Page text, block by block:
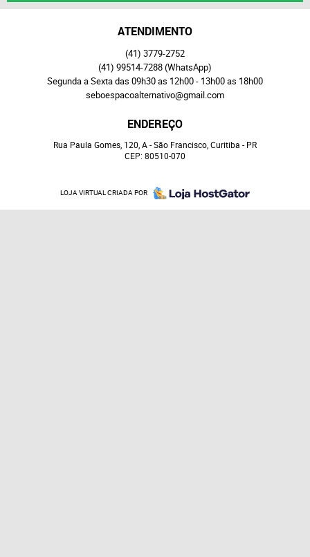
ATENDIMENTO
(41) 3779-2752
(41) 99514-7288(WhatsApp)
Segunda a Sexta das 09h30 as 12h00 - 13h00 as 18h00
seboespacoalternativo@gmail.com
ENDEREÇO
Rua Paula Gomes, 120, A-São Francisco, Curitiba - PR
CEP: 80510-070
LOJA VIRTUAL CRIADA POR